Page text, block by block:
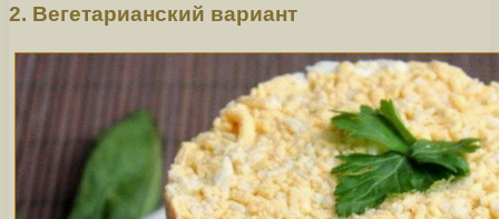
2. Вегетарианский вариант